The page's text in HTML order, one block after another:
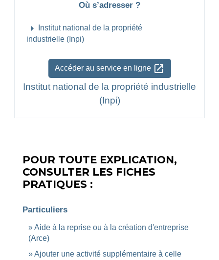
Où s’adresser ?
arrow_right
Institut national de la propriété
industrielle (Inpi)
Accéder au service en ligne open_in_new
Institut national de la propriété industrielle
(Inpi)
POUR TOUTE EXPLICATION,
CONSULTER LES FICHES
PRATIQUES :
Particuliers
Aide à la reprise ou à la création d'entreprise
(Arce)
Ajouter une activité supplémentaire à celle